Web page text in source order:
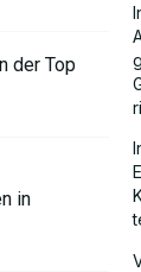
der Top
in